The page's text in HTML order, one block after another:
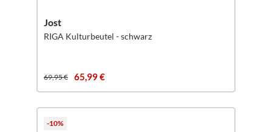
Jost
RIGA Kulturbeutel - schwarz
69,95 € 65,99 €
-10%